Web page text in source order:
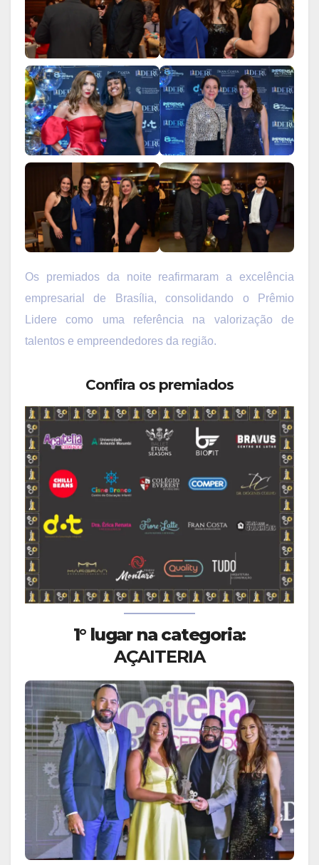
Os premiados da noite reafirmaram a excelência
empresarial de Brasília, consolidando o Prêmio
Lidere como uma referência na valorização de
talentos e empreendedores da região.
Confira os premiados
1° lugar na categoria:
AÇAITERIA